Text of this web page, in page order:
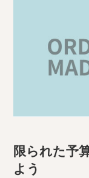
限られた予
よう